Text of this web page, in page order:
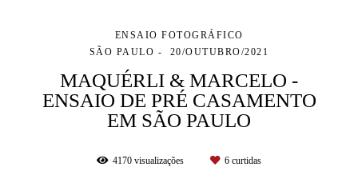
ENSAIO FOTOGRÁFICO
SÃO PAULO
20/OUTUBRO/2021
MAQUÉRLI & MARCELO -
ENSAIO DE PRÉ CASAMENTO
EM SÃO PAULO
4170 visualizações 6 curtidas